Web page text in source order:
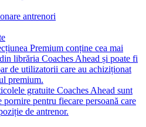
antrenori
Premium conține cea mai
librăria Coaches Ahead și poate fi
de utilizatorii care au achiziționat
premium.
gratuite Coaches Ahead sunt
pornire pentru fiecare persoană care
de antrenor.